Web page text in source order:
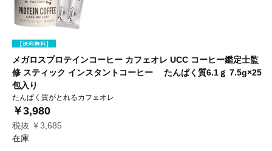
メガロスプロテインコーヒー カフェオレ UCC コーヒー鑑定士監
修 スティック インスタントコーヒー たんぱく質6.1ｇ 7.5g×25
包入り
たんぱく質がとれるカフェオレ
￥3,980
税抜 ￥3,685
在庫